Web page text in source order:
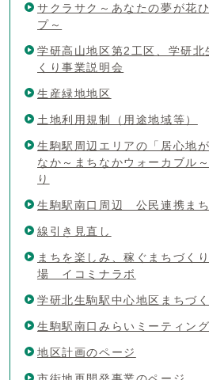
サクラサク～あなたの夢が花
プ～
学研高山地区第2工区、学研
くり事業説明会
生産緑地地区
土地利用規制（用途地域等）
生駒駅周辺エリアの「居心地
なか～まちなかウォーカブル
り
生駒駅南口周辺 公民連携ま
線引き見直し
まちを楽しみ、稼ぐまちづく
場 イコミナラボ
学研北生駒駅中心地区まちづ
生駒駅南口みらいミーティング
地区計画のページ